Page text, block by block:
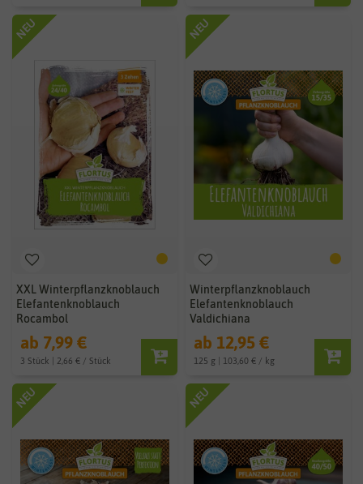
NEU
XXL Winterpflanzknoblauch
Elefantenknoblauch
Rocambol
ab 7,99 €
3 Stück | 2,66 € / Stück
NEU
Winterpflanzknoblauch
Elefantenknoblauch
Valdichiana
ab 12,95 €
125 g | 103,60 € / kg
NEU NEU